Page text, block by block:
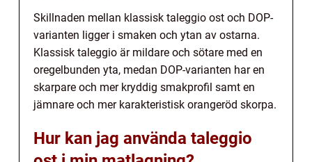
Skillnaden mellan klassisk taleggio ost och DOP-
varianten ligger i smaken och ytan av ostarna.
Klassisk taleggio är mildare och sötare med en
oregelbunden yta, medan DOP-varianten har en
skarpare och mer kryddig smakprofil samt en
jämnare och mer karakteristisk orangeröd skorpa.
Hur kan jag använda taleggio